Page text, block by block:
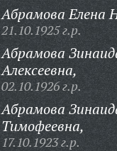
Абрамова Елена
21.10.1925 г.р.
Абрамова
Алексеевна,
02.10.1926 г.р.
Абрамова
Тимофеевна,
17.10.1923 г.р.